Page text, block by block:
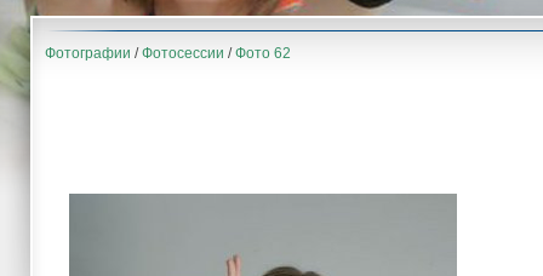
Фотографии /Фотосессии /Фото 62